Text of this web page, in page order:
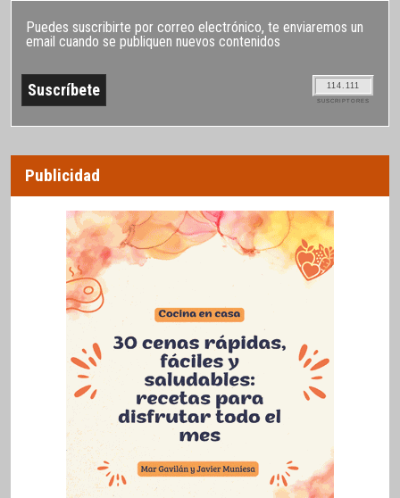
Puedes suscribirte por correo electrónico, te enviaremos un
email cuando se publiquen nuevos contenidos
114.111
SUSCRIPTORES
Publicidad